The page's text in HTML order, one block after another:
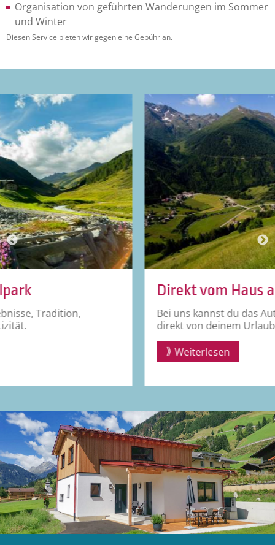
Organisation von geführten Wanderungen im Sommer
und Winter
Diesen Service bieten wir gegen eine Gebühr an.
Direkt vom Haus aus
Bei uns kannst du das Auto stehen lassen und
direkt von deinem Urlaubszuhause losstarten.